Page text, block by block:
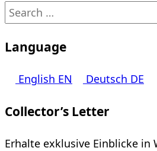
Search
Language
English EN Deutsch DE
Collector’s Letter
Erhalte exklusive Einblicke in